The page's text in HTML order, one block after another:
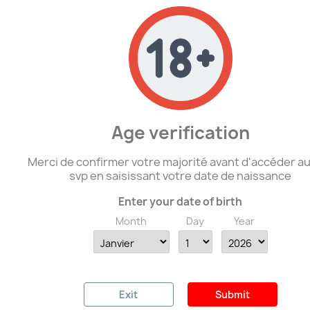
WW1 - Baionnette Allemande...
95,00 €
favorite_border
Age verification
Merci de confirmer votre majorité avant d'accéder
svp en saisissant votre date de naissance
Enter your date of birth
Month Day Year
Exit Submit